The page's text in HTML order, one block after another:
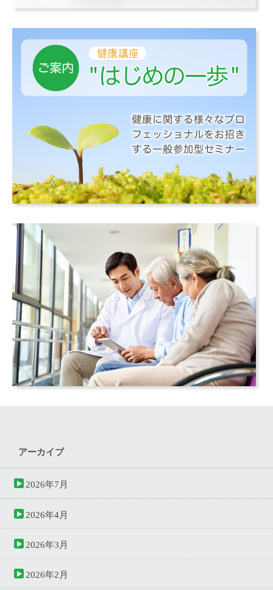
アーカイブ
2026年7月
2026年4月
2026年3月
2026年2月